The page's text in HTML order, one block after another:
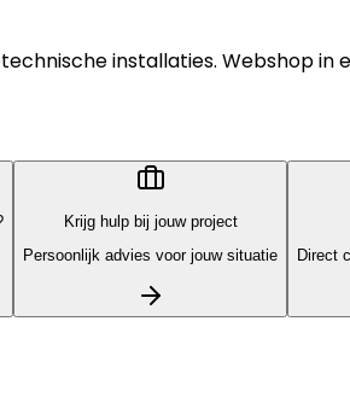
installaties. Webshop in
Krijg hulp bij jouw project
Persoonlijk advies voor jouw situatie
Direct